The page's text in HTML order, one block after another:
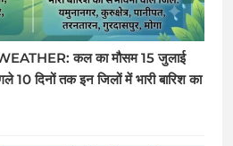
कल का मौसम 15 जुलाई
दिनों तक इन जिलों में भारी बारिश का